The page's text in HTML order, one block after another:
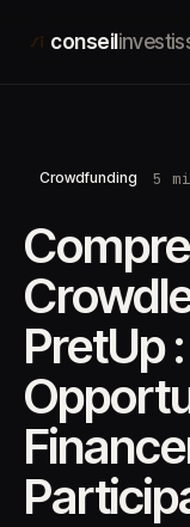
conseil
Crowdfunding 5
PretUp